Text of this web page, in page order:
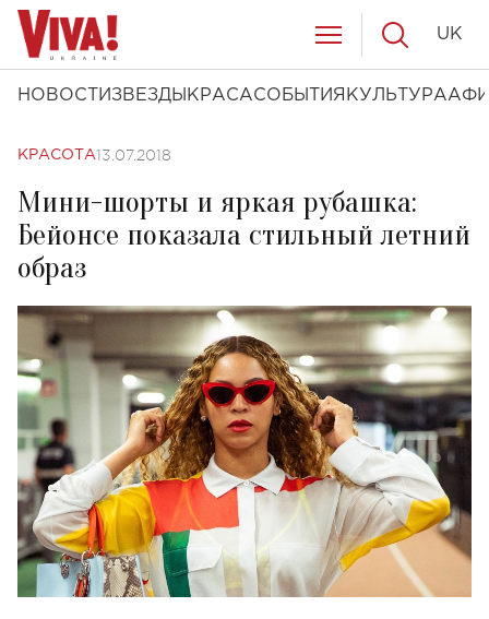
НОВОСТИ ЗВЕЗДЫ КРАСАСОБЫТИЯ КУЛЬТУРА
UK
КРАСОТА13.07.2018
Мини-шорты и яркая рубашка:
Бейонсе показала стильный летний
образ